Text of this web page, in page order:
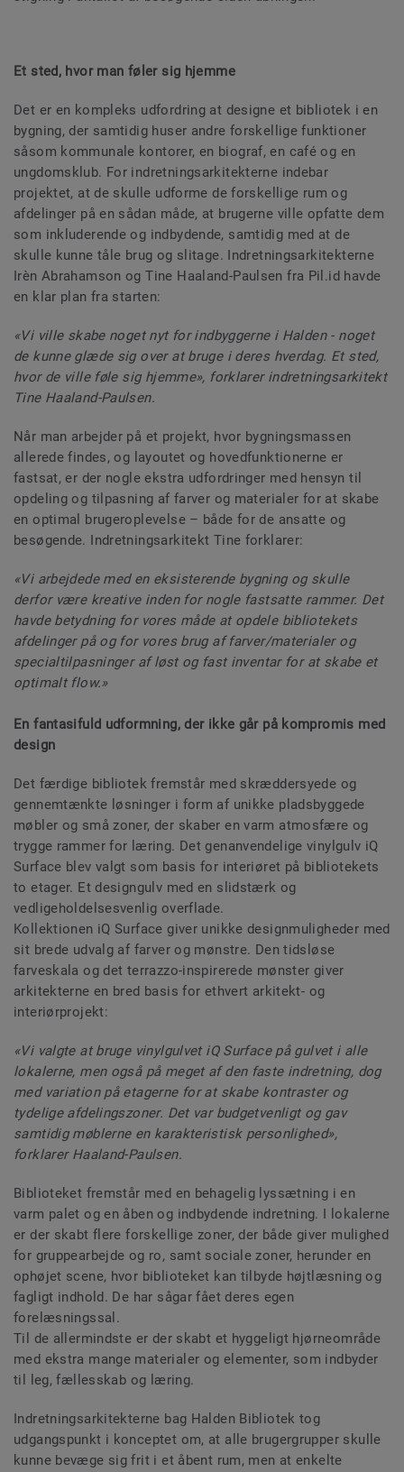
Et sted, hvor man føler sig hjemme
Det er en kompleks udfordring at designe et bibliotek i en
bygning, der samtidig huser andre forskellige funktioner
såsom kommunale kontorer, en biograf, en café og en
ungdomsklub. For indretningsarkitekterne indebar
projektet, at de skulle udforme de forskellige rum og
afdelinger på en sådan måde, at brugerne ville opfatte dem
som inkluderende og indbydende, samtidig med at de
skulle kunne tåle brug og slitage. Indretningsarkitekterne
Irèn Abrahamson og Tine Haaland-Paulsen fra Pil.id havde
en klar plan fra starten:
«Vi ville skabe noget nyt for indbyggerne i Halden - noget
de kunne glæde sig over at bruge i deres hverdag. Et sted,
hvor de ville føle sig hjemme», forklarer indretningsarkitekt
Tine Haaland-Paulsen.
Når man arbejder på et projekt, hvor bygningsmassen
allerede findes, og layoutet og hovedfunktionerne er
fastsat, er der nogle ekstra udfordringer med hensyn til
opdeling og tilpasning af farver og materialer for at skabe
en optimal brugeroplevelse – både for de ansatte og
besøgende. Indretningsarkitekt Tine forklarer:
«Vi arbejdede med en eksisterende bygning og skulle
derfor være kreative inden for nogle fastsatte rammer. Det
havde betydning for vores måde at opdele bibliotekets
afdelinger på og for vores brug af farver/materialer og
specialtilpasninger af løst og fast inventar for at skabe et
optimalt flow.»
En fantasifuld udformning, der ikke går på kompromis med
design
Det færdige bibliotek fremstår med skræddersyede og
gennemtænkte løsninger i form af unikke pladsbyggede
møbler og små zoner, der skaber en varm atmosfære og
trygge rammer for læring. Det genanvendelige vinylgulv iQ
Surface blev valgt som basis for interiøret på bibliotekets
to etager. Et designgulv med en slidstærk og
vedligeholdelsesvenlig overflade.
Kollektionen iQ Surface giver unikke designmuligheder med
sit brede udvalg af farver og mønstre. Den tidsløse
farveskala og det terrazzo-inspirerede mønster giver
arkitekterne en bred basis for ethvert arkitekt- og
interiørprojekt:
«Vi valgte at bruge vinylgulvet iQ Surface på gulvet i alle
lokalerne, men også på meget af den faste indretning, dog
med variation på etagerne for at skabe kontraster og
tydelige afdelingszoner. Det var budgetvenligt og gav
samtidig møblerne en karakteristisk personlighed»,
forklarer Haaland-Paulsen.
Biblioteket fremstår med en behagelig lyssætning i en
varm palet og en åben og indbydende indretning. I lokalerne
er der skabt flere forskellige zoner, der både giver mulighed
for gruppearbejde og ro, samt sociale zoner, herunder en
ophøjet scene, hvor biblioteket kan tilbyde højtlæsning og
fagligt indhold. De har sågar fået deres egen
forelæsningssal.
Til de allermindste er der skabt et hyggeligt hjørneområde
med ekstra mange materialer og elementer, som indbyder
til leg, fællesskab og læring.
Indretningsarkitekterne bag Halden Bibliotek tog
udgangspunkt i konceptet om, at alle brugergrupper skulle
kunne bevæge sig frit i et åbent rum, men at enkelte